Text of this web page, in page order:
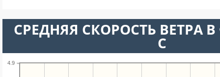
СРЕДНЯЯ СКОРОСТЬ ВЕТРА
С
4.9